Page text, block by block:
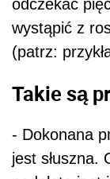
odczekać
wystąpić z
(patrz:
Takie są
- Dokonana
jest słuszna.